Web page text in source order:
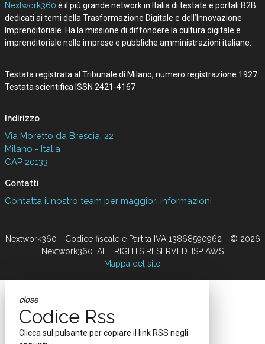
Nextwork360 è il più grande network in Italia di testate e portali B2B
dedicati ai temi della Trasformazione Digitale e dell’Innovazione
Imprenditoriale. Ha la missione di diffondere la cultura digitale e
imprenditoriale nelle imprese e pubbliche amministrazioni italiane.
Testata registrata al Tribunale di Milano, numero registrazione 1927.
Testata scientifica ISSN 2421-4167
Indirizzo
Via Moretto da Brescia, 22
Milano - Italia
CAP 20133
Contatti
Contatta il nostro team per maggiori informazioni
Nextwork360 - Codice fiscale e Partita IVA 13868590962 - © 2026
Nextwork360. ALL RIGHTS RESERVED. ISP AWS
Mappa del sito
close
Codice Rss
Clicca sul pulsante per copiare il link RSS negli